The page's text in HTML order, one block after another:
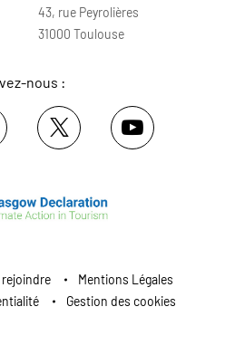
43, rue Peyrolières
31000 Toulouse
nous :
rejoindre
Mentions Légales
Gestion des cookies